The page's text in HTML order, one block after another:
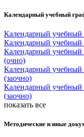
Календарный учебный
Календарный учебный
Календарный учебный
Календарный учебный
(очно)
Календарный учебный
(заочно)
Календарный учебный
(заочно)
показать все
Методические и иные